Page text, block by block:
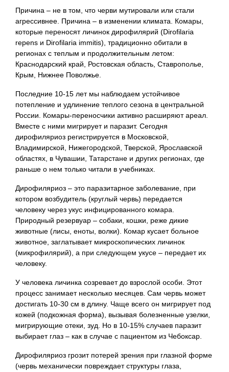
Причина – не в том, что черви мутировали или стали
агрессивнее. Причина – в изменении климата. Комары,
которые переносят личинок дирофилярий (Dirofilaria
repens и Dirofilaria immitis), традиционно обитали в
регионах с теплым и продолжительным летом:
Краснодарский край, Ростовская область, Ставрополье,
Крым, Нижнее Поволжье.
Последние 10-15 лет мы наблюдаем устойчивое
потепление и удлинение теплого сезона в центральной
России. Комары-переносчики активно расширяют ареал.
Вместе с ними мигрирует и паразит. Сегодня
дирофиляриоз регистрируется в Московской,
Владимирской, Нижегородской, Тверской, Ярославской
областях, в Чувашии, Татарстане и других регионах, где
раньше о нем только читали в учебниках.
Дирофиляриоз – это паразитарное заболевание, при
котором возбудитель (круглый червь) передается
человеку через укус инфицированного комара.
Природный резервуар – собаки, кошки, реже дикие
животные (лисы, еноты, волки). Комар кусает больное
животное, заглатывает микроскопических личинок
(микрофилярий), а при следующем укусе – передает их
человеку.
У человека личинка созревает до взрослой особи. Этот
процесс занимает несколько месяцев. Сам червь может
достигать 10-30 см в длину. Чаще всего он мигрирует под
кожей (подкожная форма), вызывая болезненные узелки,
мигрирующие отеки, зуд. Но в 10-15% случаев паразит
выбирает глаз – как в случае с пациентом из Чебоксар.
Дирофиляриоз грозит потерей зрения при глазной форме
(червь механически повреждает структуры глаза,